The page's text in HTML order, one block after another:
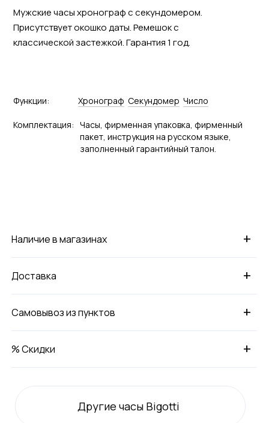
Мужские часы хронограф с секундомером.
Присутствует окошко даты. Ремешок с
классической застежкой. Гарантия 1 год.
Функции: Хронограф Секундомер Число
Комплектация: Часы, фирменная упаковка, фирменный
пакет, инструкция на русском языке,
заполненный гарантийный талон.
+
Наличие в магазинах
+
Доставка
+
Самовывоз из пунктов
+
% Скидки
Другие часы Bigotti